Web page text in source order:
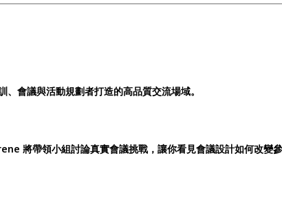
會議與活動規劃者打造的高品質交流場域。
將帶領小組討論真實會議挑戰，讓你看見會議設計如何改變參